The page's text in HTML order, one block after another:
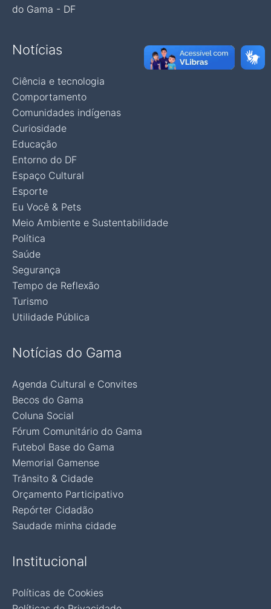
do Gama - DF
Notícias
Ciência e tecnologia
Comportamento
Comunidades indígenas
Curiosidade
Educação
Entorno do DF
Espaço Cultural
Esporte
Eu Você & Pets
Meio Ambiente e Sustentabilidade
Política
Saúde
Segurança
Tempo de Reflexão
Turismo
Utilidade Pública
Notícias do Gama
Agenda Cultural e Convites
Becos do Gama
Coluna Social
Fórum Comunitário do Gama
Futebol Base do Gama
Memorial Gamense
Trânsito & Cidade
Orçamento Participativo
Repórter Cidadão
Saudade minha cidade
Institucional
Políticas de Cookies